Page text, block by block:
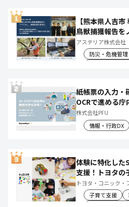
【熊本県人吉
鳥獣捕獲報告を
リ化し、月50時
アステリア株式会社
防災・危機管理
紙帳票の入力・
OCRで進める
株式会社PFU
情報・行政DX
体験に特化した
支援！トヨタの
社会や将来につ
会を創出
トヨタ・コニック・
子育て支援